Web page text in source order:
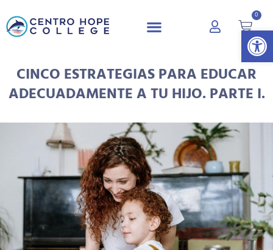
Abrir
0
CINCO ESTRATEGIAS PARA EDUCAR
ADECUADAMENTE A TU HIJO. PARTE I.